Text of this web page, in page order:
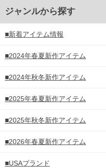
ジャンルから探す
■新着アイテム情報
■2024年春夏新作アイテム
■2024年秋冬新作アイテム
■2025年春夏新作アイテム
■2025年秋冬新作アイテム
■2026年春夏新作アイテム
■USAブランド